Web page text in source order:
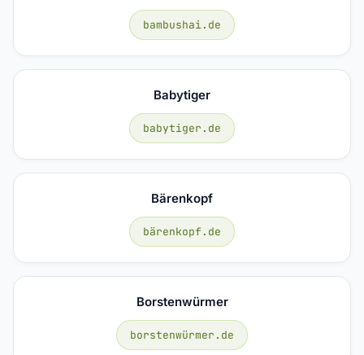
bambushai.de
Babytiger
babytiger.de
Bärenkopf
bärenkopf.de
Borstenwürmer
borstenwürmer.de